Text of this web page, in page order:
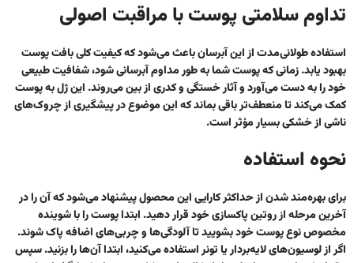
تداوم سلامتی پوست با مراقبت اصولی
استفاده طولانی‌مدت از این آبرسان باعث می‌شود که کیفیت کلی بافت پوست
بهبود یابد. زمانی که پوست شما به طور مداوم آبرسانی شود، شفافیت طبیعی
خود را به دست می‌آورد و آثار خستگی و کدری از بین می‌روند. این ژل به پوست
کمک می‌کند تا منعطف‌تر باقی بماند که این موضوع در پیشگیری از چروک‌های
ناشی از خشکی بسیار مؤثر است.
نحوه استفاده
برای بهره‌مند شدن از حداکثر کارایی این محصول پیشنهاد می‌شود که آن را در
آخرین مرحله از روتین پاکسازی خود قرار دهید. ابتدا پوست را با شوینده
مخصوص نوع پوست خود بشویید تا آلودگی‌ها و چربی‌های اضافه پاک شوند.
اگر از لوسیون‌های لایه‌بردار یا تونر استفاده می‌کنید، ابتدا آن‌ها را بزنید. سپس